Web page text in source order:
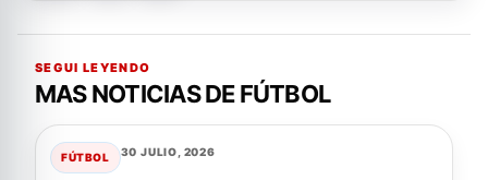
SEGUI LEYENDO
MAS NOTICIAS DE FÚTBOL
FÚTBOL 30 JULIO, 2026